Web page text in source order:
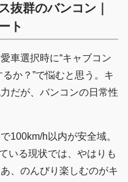
抜群のバンコン｜
ト
車選択時に“キャブコン
か？”で悩むと思う。キ
だが、バンコンの日常性
100km/h以内が安全域。
いる現状では、やはりも
、のんびり楽しむのがキ